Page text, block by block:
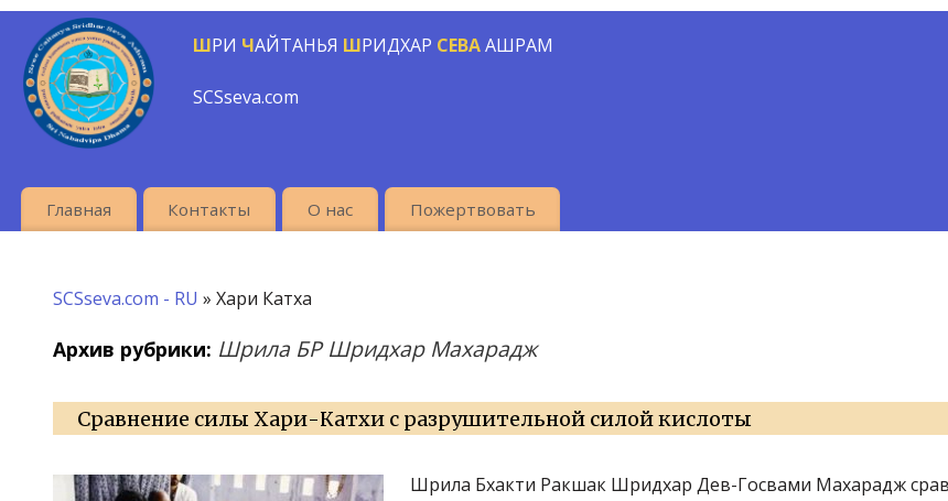
ШРИ ЧАЙТАНЬЯ ШРИДХАР СЕВААШРАМ
SCSseva.com
Главная Контакты О нас Пожертвовать
SCSseva.com - RU » Хари Катха
Архив рубрики: Шрила БР Шридхар Махарадж
Сравнение силы Хари-Катхи с разрушительной силой кислоты
Шрила Бхакти Ракшак Шридхар Дев-Госвами Махарадж